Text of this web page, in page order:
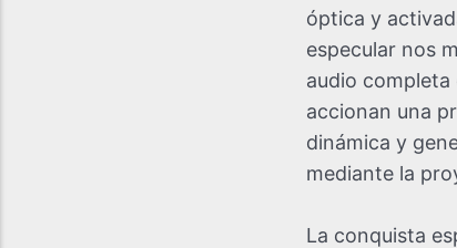
óptica y
especular nos
audio
accionan una
dinámica y
mediante la
La conquista